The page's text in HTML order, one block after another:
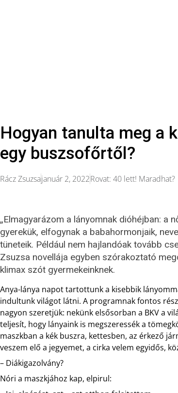
Hogyan tanulta meg a
egy buszsofőrtől?
Rácz Zsuzsajanuár 2, 2022Rovat: 40 lett! Maradhat?
„Elmagyarázom a lányomnak dióhéjban: a
gyerekük, elfogynak a babahormonjaik,
tüneteik. Például nem hajlandóak tovább
Zsuzsa novellája egyben szórakoztató
klimax szót gyermekeinknek.
Anya-lánya napot tartottunk a kisebbik
indultunk világot látni. A programnak fontos
nagyon szeretjük: nekünk elsősorban a BKV a
teljesít, hogy lányaink is megszeressék a
maszkban a kék buszra, kettesben, az érkező
veszem elő a jegyemet, a cirka velem egyidős,
– Diákigazolvány?
Nóri a maszkjához kap, elpirul: